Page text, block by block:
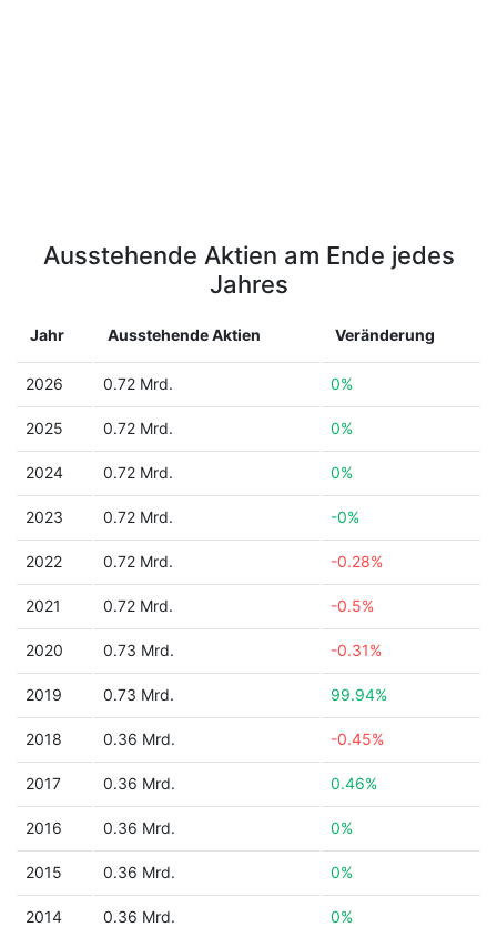
Ausstehende Aktien am Ende jedes
Jahres
Jahr Ausstehende Aktien Veränderung
2026 0.72 Mrd. 0%
2025 0.72 Mrd. 0%
2024 0.72 Mrd. 0%
2023 0.72 Mrd. -0%
2022 0.72 Mrd. -0.28%
2021 0.72 Mrd. -0.5%
2020 0.73 Mrd. -0.31%
2019 0.73 Mrd. 99.94%
2018 0.36 Mrd. -0.45%
2017 0.36 Mrd. 0.46%
2016 0.36 Mrd. 0%
2015 0.36 Mrd. 0%
2014 0.36 Mrd. 0%